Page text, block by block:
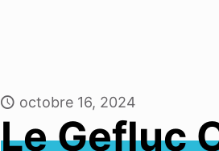
octobre 16, 2024
Le Gefluc